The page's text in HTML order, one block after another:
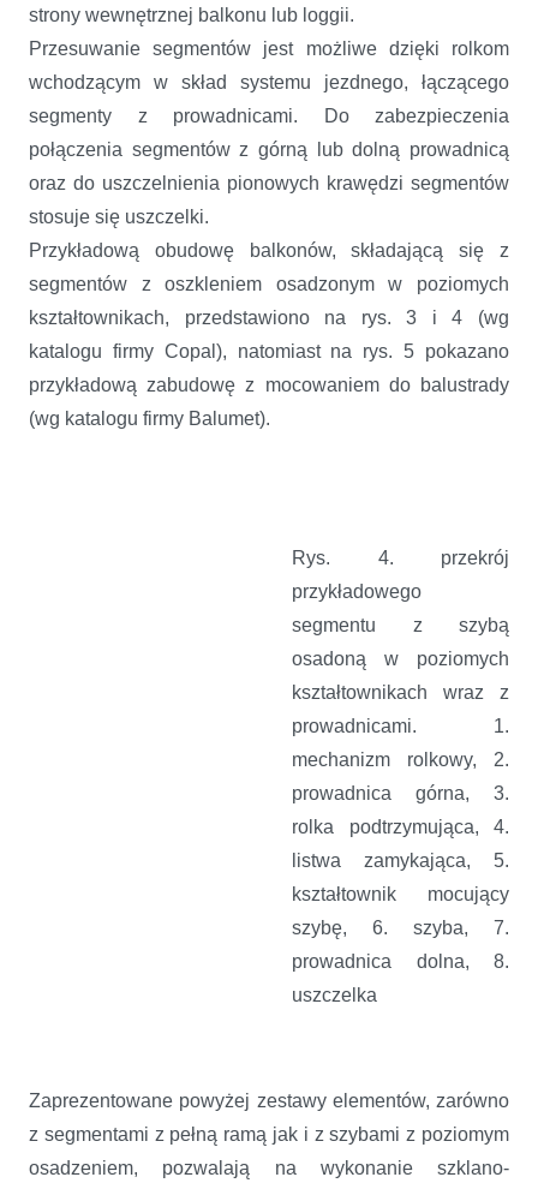
strony wewnętrznej balkonu lub loggii.
Przesuwanie segmentów jest możliwe dzięki rolkom
wchodzącym w skład systemu jezdnego, łączącego
segmenty z prowadnicami. Do zabezpieczenia
połączenia segmentów z górną lub dolną prowadnicą
oraz do uszczelnienia pionowych krawędzi segmentów
stosuje się uszczelki.
Przykładową obudowę balkonów, składającą się z
segmentów z oszkleniem osadzonym w poziomych
kształtownikach, przedstawiono na rys. 3 i 4 (wg
katalogu firmy Copal), natomiast na rys. 5 pokazano
przykładową zabudowę z mocowaniem do balustrady
(wg katalogu firmy Balumet).
Rys. 4. przekrój
przykładowego
segmentu z szybą
osadoną w poziomych
kształtownikach wraz z
prowadnicami. 1.
mechanizm rolkowy, 2.
prowadnica górna, 3.
rolka podtrzymująca, 4.
listwa zamykająca, 5.
kształtownik mocujący
szybę, 6. szyba, 7.
prowadnica dolna, 8.
uszczelka
Zaprezentowane powyżej zestawy elementów, zarówno
z segmentami z pełną ramą jak i z szybami z poziomym
osadzeniem, pozwalają na wykonanie szklano-